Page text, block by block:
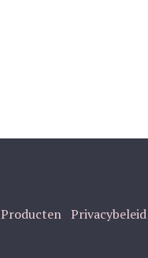
Producten Privacybeleid